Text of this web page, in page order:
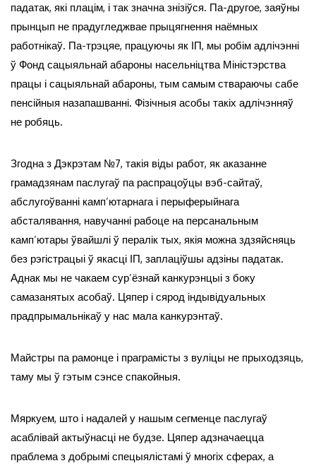
падатак, які плацім, і так значна знізіўся. Па-другое, заяўны
прынцып не прадугледжвае прыцягнення наёмных
работнікаў. Па-трэцяе, працуючы як ІП, мы робім адлічэнні
ў Фонд сацыяльнай абароны насельніцтва Міністэрства
працы і сацыяльнай абароны, тым самым ствараючы сабе
пенсійныя назапашванні. Фізічныя асобы такіх адлічэнняў
не робяць.
Згодна з Дэкрэтам №7, такія віды работ, як аказанне
грамадзянам паслугаў па распрацоўцы вэб-сайтаў,
абслугоўванні камп’ютарнага і перыферыйнага
абсталявання, навучанні рабоце на персанальным
камп’ютары ўвайшлі ў пералік тых, якія можна здзяйсняць
без рэгістрацыі ў якасці ІП, заплаціўшы адзіны падатак.
Аднак мы не чакаем сур’ёзнай канкурэнцыі з боку
самазанятых асобаў. Цяпер і сярод індывідуальных
прадпрымальнікаў у нас мала канкурэнтаў.
Майстры па рамонце і праграмісты з вуліцы не прыходзяць,
таму мы ў гэтым сэнсе спакойныя.
Мяркуем, што і надалей у нашым сегменце паслугаў
асаблівай актыўнасці не будзе. Цяпер адзначаецца
праблема з добрымі спецыялістамі ў многіх сферах, а